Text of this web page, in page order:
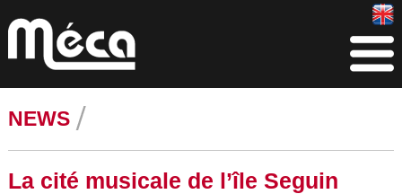
NEWS
La cité musicale de l’île Seguin